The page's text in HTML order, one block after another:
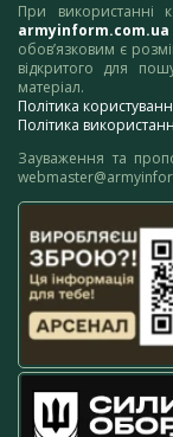
При використанні
armyinform.com.ua
обов’язковим є
відкритого для
матеріал.
Політика
Політика
Зауваження та